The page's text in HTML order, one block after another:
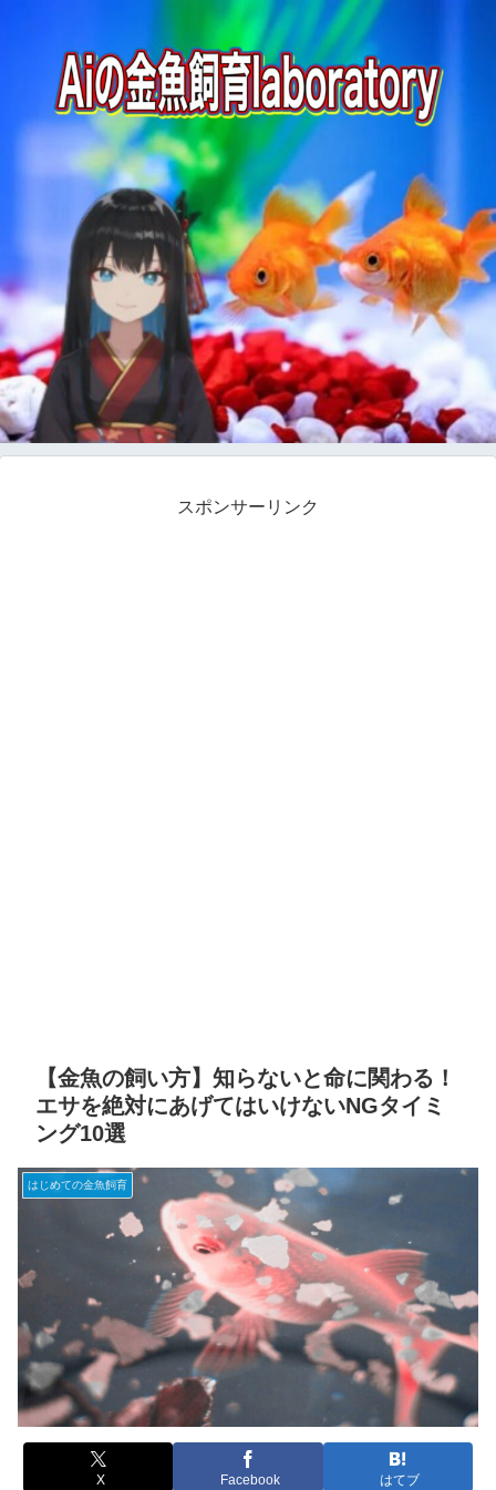
スポンサーリンク
【金魚の飼い方】知らないと命に関わる！
エサを絶対にあげてはいけないNGタイミ
ング10選
はじめての金魚飼育
X Facebook はてブ